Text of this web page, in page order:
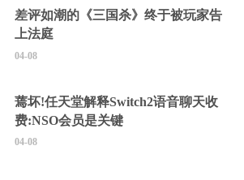
差评如潮的《三国杀》终于被玩家告
上法庭
04-08
蔫坏!任天堂解释Switch2语音聊天收
费:NSO会员是关键
04-08